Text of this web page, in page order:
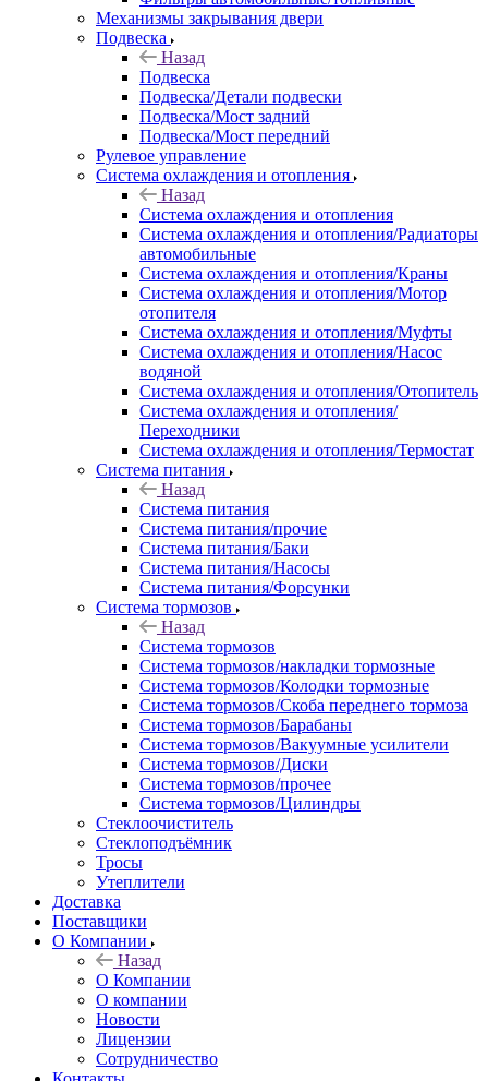
Механизмы закрывания двери
Подвеска
Назад
Подвеска
Подвеска/Детали подвески
Подвеска/Мост задний
Подвеска/Мост передний
Рулевое управление
Система охлаждения и отопления
Назад
Система охлаждения и отопления
Система охлаждения и отопления/Радиаторы
автомобильные
Система охлаждения и отопления/Краны
Система охлаждения и отопления/Мотор
отопителя
Система охлаждения и отопления/Муфты
Система охлаждения и отопления/Насос
водяной
Система охлаждения и отопления/Отопитель
Система охлаждения и отопления/
Переходники
Система охлаждения и отопления/Термостат
Система питания
Назад
Система питания
Система питания/прочие
Система питания/Баки
Система питания/Насосы
Система питания/Форсунки
Система тормозов
Назад
Система тормозов
Система тормозов/накладки тормозные
Система тормозов/Колодки тормозные
Система тормозов/Скоба переднего тормоза
Система тормозов/Барабаны
Система тормозов/Вакуумные усилители
Система тормозов/Диски
Система тормозов/прочее
Система тормозов/Цилиндры
Стеклоочиститель
Стеклоподъёмник
Тросы
Утеплители
Доставка
Поставщики
О Компании
Назад
О Компании
О компании
Новости
Лицензии
Сотрудничество